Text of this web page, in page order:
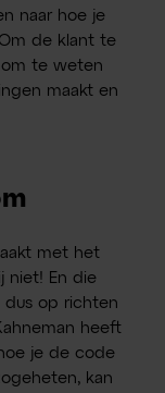
naar hoe je
de klant te
om te weten
maakt en
met het
niet! En die
dus op richten
heeft
je de code
kan